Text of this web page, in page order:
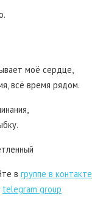
моё сердце,
всё время рядом.
в группе в контакте
telegram group